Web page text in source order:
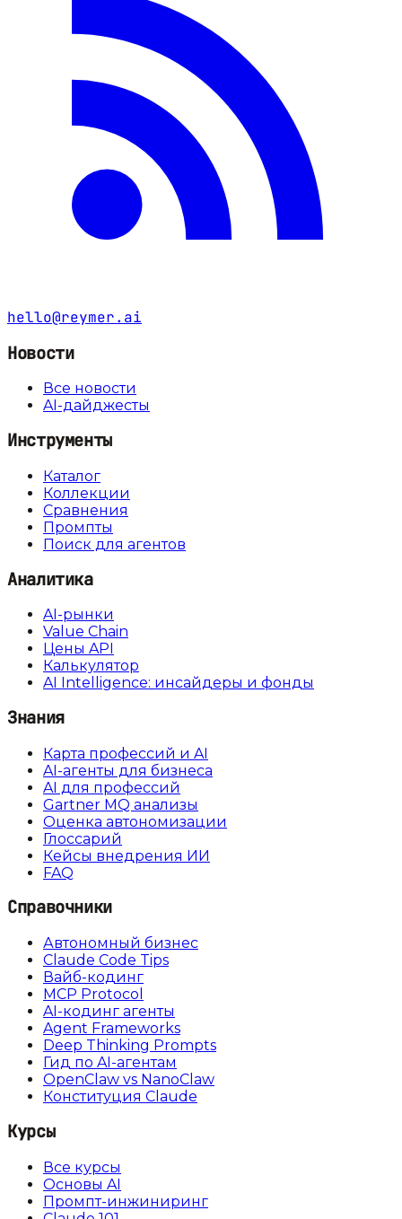
hello@reymer.ai
Новости
Все новости
AI-дайджесты
Инструменты
Каталог
Коллекции
Сравнения
Промпты
Поиск для агентов
Аналитика
AI-рынки
Value Chain
Цены API
Калькулятор
AI Intelligence: инсайдеры и фонды
Знания
Карта профессий и AI
AI-агенты для бизнеса
AI для профессий
Gartner MQ анализы
Оценка автономизации
Глоссарий
Кейсы внедрения ИИ
FAQ
Справочники
Автономный бизнес
Claude Code Tips
Вайб-кодинг
MCP Protocol
AI-кодинг агенты
Agent Frameworks
Deep Thinking Prompts
Гид по AI-агентам
OpenClaw vs NanoClaw
Конституция Claude
Курсы
Все курсы
Основы AI
Промпт-инжиниринг